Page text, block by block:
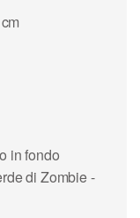
in fondo
di Zombie -